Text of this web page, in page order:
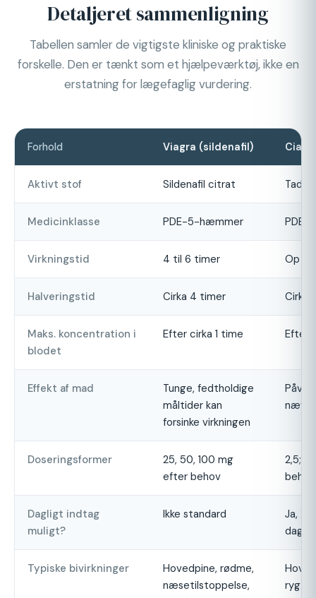
Detaljeret sammenligning
Tabellen samler de vigtigste kliniske og praktiske
forskelle. Den er tænkt som et hjælpeværktøj, ikke en
erstatning for lægefaglig vurdering.
Forhold Viagra (sildenafil)
Aktivt stof Sildenafil citrat
Medicinklasse PDE-5-hæmmer PDE-
Virkningstid 4 til 6 timer Op til
Halveringstid Cirka 4 timer Cirka
Maks. koncentration i
blodet
Efter cirka 1 time Efter
Effekt af mad
Tunge, fedtholdige
måltider kan
forsinke virkningen
Doseringsformer
25, 50, 100 mg
efter behov
2,5;
Dagligt indtag
muligt?
Ikke standard
Ja,
Typiske bivirkninger
Hovedpine, rødme,
næsetilstoppelse,
ryg-